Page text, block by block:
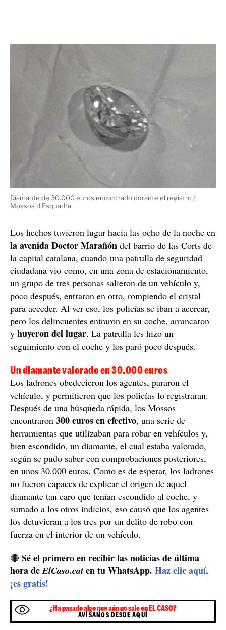
Diamante de 30.000 euros encontrado durante el registro /
Mossos d'Esquadra
Los hechos tuvieron lugar hacia las ocho de la noche en
la avenida Doctor Marañón del barrio de las Corts de
la capital catalana, cuando una patrulla de seguridad
ciudadana vio como, en una zona de estacionamiento,
un grupo de tres personas salieron de un vehículo y,
poco después, entraron en otro, rompiendo el cristal
para acceder. Al ver eso, los policías se iban a acercar,
pero los delincuentes entraron en su coche, arrancaron
y huyeron del lugar. La patrulla les hizo un
seguimiento con el coche y los paró poco después.
Un diamante valorado en 30.000 euros
Los ladrones obedecieron los agentes, pararon el
vehículo, y permitieron que los policías lo registraran.
Después de una búsqueda rápida, los Mossos
encontraron 300 euros en efectivo, una serie de
herramientas que utilizaban para robar en vehículos y,
bien escondido, un diamante, el cual estaba valorado,
según se pudo saber con comprobaciones posteriores,
en unos 30.000 euros. Como es de esperar, los ladrones
no fueron capaces de explicar el origen de aquel
diamante tan caro que tenían escondido al coche, y
sumado a los otros indicios, eso causó que los agentes
los detuvieran a los tres por un delito de robo con
fuerza en el interior de un vehículo.
🔴 Sé el primero en recibir las noticias de última
hora deElCaso.cat en tu WhatsApp. Haz clic aquí,
¡es gratis!
¿Ha pasado algo que aún no sale en EL CASO?
AVÍSANOS DESDE AQUÍ